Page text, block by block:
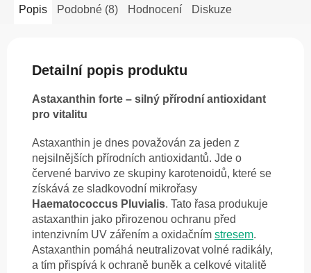
Popis Podobné (8) Hodnocení Diskuze
Detailní popis produktu
Astaxanthin forte – silný přírodní antioxidant
pro vitalitu
Astaxanthin je dnes považován za jeden z
nejsilnějších přírodních antioxidantů. Jde o
červené barvivo ze skupiny karotenoidů, které se
získává ze sladkovodní mikrořasy
Haematococcus Pluvialis. Tato řasa produkuje
astaxanthin jako přirozenou ochranu před
intenzivním UV zářením a oxidačním stresem.
Astaxanthin pomáhá neutralizovat volné radikály,
a tím přispívá k ochraně buněk a celkové vitalitě